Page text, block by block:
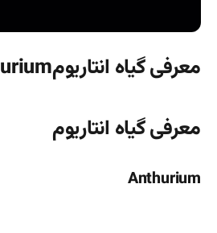
معرفی گیاه انتاریومAnthurium
معرفی گیاه انتاریوم
Anthurium